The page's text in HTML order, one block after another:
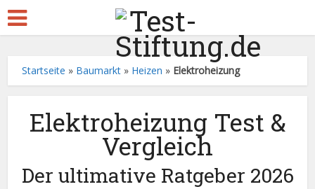
Startseite » Baumarkt » Heizen » Elektroheizung
Elektroheizung Test &
Vergleich
Der ultimative Ratgeber 2026